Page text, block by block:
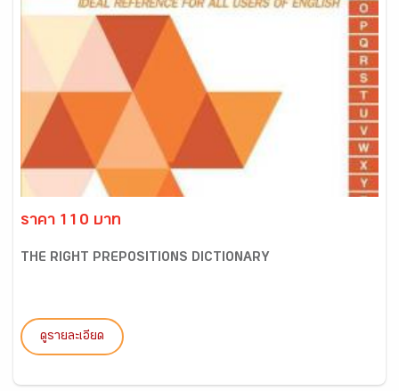
ราคา 110 บาท
THE RIGHT PREPOSITIONS DICTIONARY
ดูรายละเอียด